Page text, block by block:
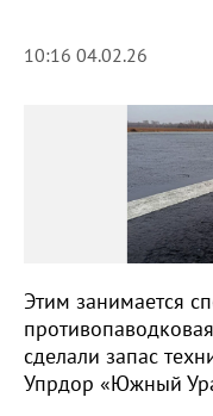
10:16 04.02.26
Этим занимается
сделали запас
Упрдор «Южный